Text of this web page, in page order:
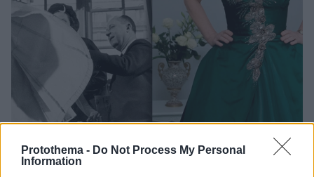
Protothema - Do Not Process My Personal
Information